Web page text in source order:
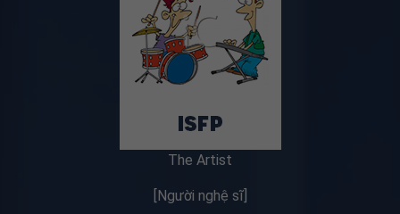
The Artist
[Người nghệ sĩ]